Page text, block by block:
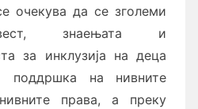
очекува да се зголеми
знаењата и
за инклузија на деца
на нивните
права, а преку